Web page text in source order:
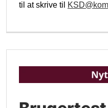
til at skrive til